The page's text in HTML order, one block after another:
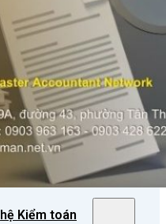
kiểm toán Việt Nam
Việt Nam
định xây dựng
nước về kiểm toán
quốc tế
Kiểm toán